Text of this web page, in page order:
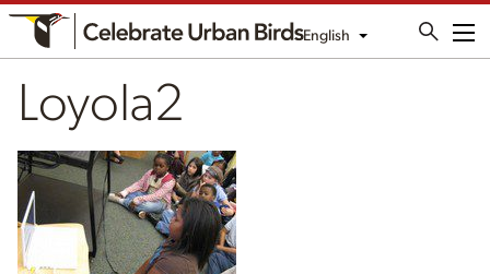
English
Loyola2